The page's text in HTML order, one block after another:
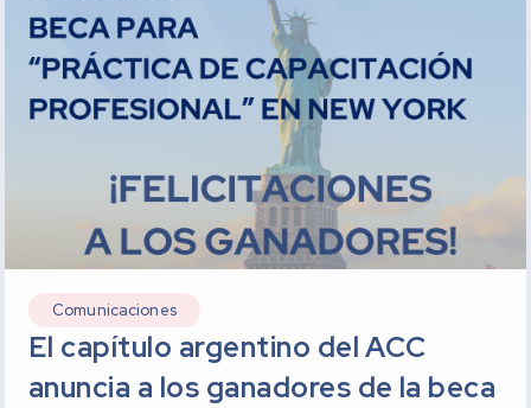
Comunicaciones
El capítulo argentino del ACC
anuncia a los ganadores de la beca